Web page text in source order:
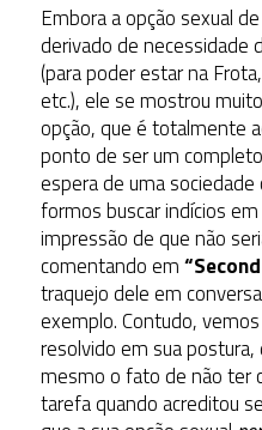
Embora a opção sexual
derivado de necessidade
(para poder estar na
etc.), ele se mostrou
opção, que é totalmente
ponto de ser um
espera de uma
formos buscar indícios
impressão de que não
comentando em
traquejo dele em
exemplo. Contudo,
resolvido em sua
mesmo o fato de não ter
tarefa quando acreditou